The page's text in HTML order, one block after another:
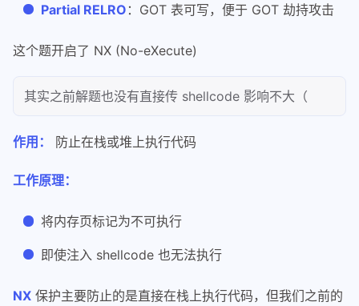
Partial RELRO ：GOT 表可写，便于 GOT 劫持攻击
这个题开启了 NX (No-eXecute)
其实之前解题也没有直接传 shellcode 影响不大（
作用： 防止在栈或堆上执行代码
工作原理：
将内存页标记为不可执行
即使注入 shellcode 也无法执行
NX 保护主要防止的是直接在栈上执行代码，但我们之前的